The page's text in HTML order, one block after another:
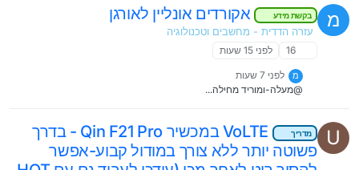
באוזניות הקודמות שלי השליטה היתה באמצעות צביטה, ובאלו זה לחיצה,
שזה קצת פחות נוח בעיני. מצד שני הם יושבות באוזן הרבה הרבה יותר טוב
מהקודמות שלי. וגם עצם העובדה שאתה לא חייב לגעת באוזניות כדי לעצור
מרוצה מאוד אני קצת מתוסכל כי הייתי אמור לשלם עליהם פחות, אבל עם
שישלמו לי חלק מהסכום, אבל כרגע הם מתעלמים שוב ושוב מהבקשה שלי
וטוענים שעלי לשאת בהוצאות בעצמי. אז יש תחושה מתסכלת בצד שקשה
מ בקשת מידע אקורדים אונליין לאורגן
עזרה הדדית - מחשבים וטכנולוגיה
16
לפני 15 שעות
מ
לפני 7 שעות
@מעלה-ומוריד מחילה...
U מדריך
VoLTE במכשיר Qin F21 Pro - בדרך
פשוטה יותר ללא צורך במודול קבוע-אפשר